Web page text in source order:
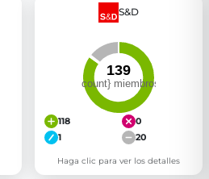
S&D
118
0
1
20
Haga clic para ver los detalles